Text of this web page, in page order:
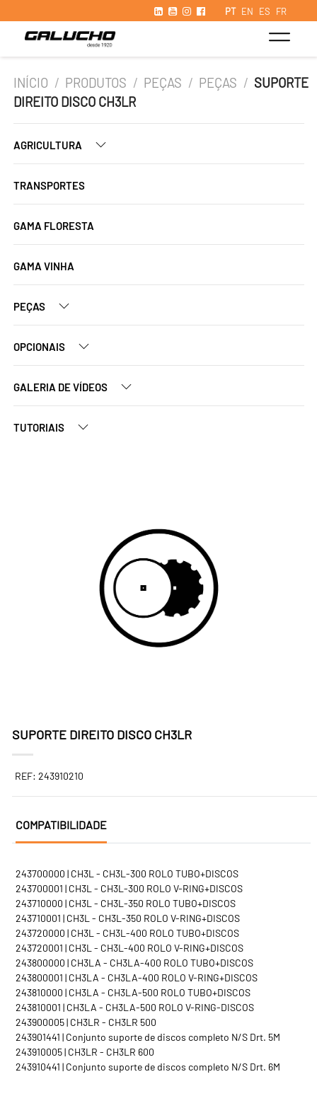
PT EN ES FR
INÍCIO / PRODUTOS / PEÇAS / PEÇAS / SUPORTE
DIREITO DISCO CH3LR
AGRICULTURA
TRANSPORTES
GAMA FLORESTA
GAMA VINHA
PEÇAS
OPCIONAIS
GALERIA DE VÍDEOS
TUTORIAIS
SUPORTE DIREITO DISCO CH3LR
REF: 243910210
COMPATIBILIDADE
243700000 | CH3L - CH3L-300 ROLO TUBO+DISCOS
243700001 | CH3L - CH3L-300 ROLO V-RING+DISCOS
243710000 | CH3L - CH3L-350 ROLO TUBO+DISCOS
243710001 | CH3L - CH3L-350 ROLO V-RING+DISCOS
243720000 | CH3L - CH3L-400 ROLO TUBO+DISCOS
243720001 | CH3L - CH3L-400 ROLO V-RING+DISCOS
243800000 | CH3LA - CH3LA-400 ROLO TUBO+DISCOS
243800001 | CH3LA - CH3LA-400 ROLO V-RING+DISCOS
243810000 | CH3LA - CH3LA-500 ROLO TUBO+DISCOS
243810001 | CH3LA - CH3LA-500 ROLO V-RING-DISCOS
243900005 | CH3LR - CH3LR 500
243901441 | Conjunto suporte de discos completo N/S Drt. 5M
243910005 | CH3LR - CH3LR 600
243910441 | Conjunto suporte de discos completo N/S Drt. 6M